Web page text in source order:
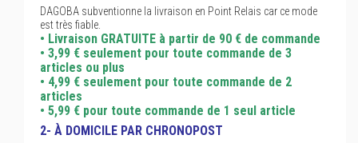
DAGOBA subventionne la livraison en Point Relais car ce mode
est très fiable.
• Livraison GRATUITE à partir de 90 € de commande
• 3,99 € seulement pour toute commande de 3
articles ou plus
• 4,99 € seulement pour toute commande de 2
articles
• 5,99 € pour toute commande de 1 seul article
2- À DOMICILE PAR CHRONOPOST